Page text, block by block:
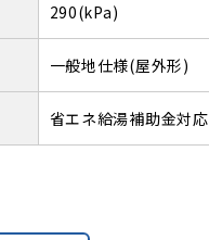
290(kPa)
一般地仕様(屋外形)
省エネ給湯補助金対応